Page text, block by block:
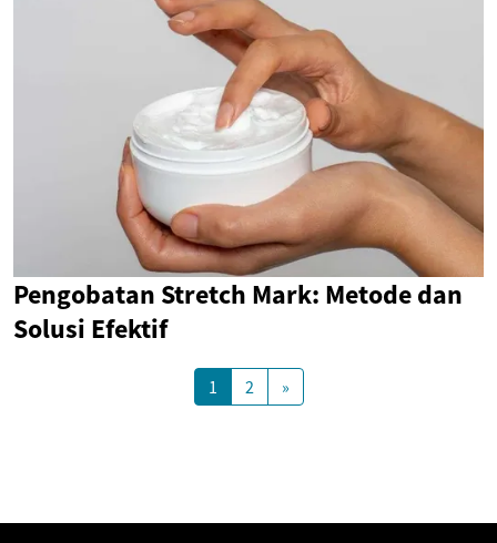
Pengobatan Stretch Mark: Metode dan
Solusi Efektif
1 2 »